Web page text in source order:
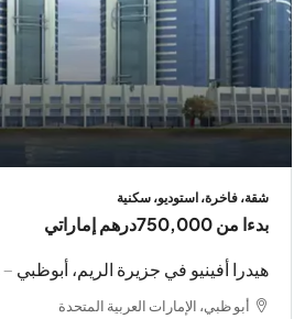
شقة، فاخرة، استوديو، سكنية
بدءا من750,000درهم إماراتي
هيدرا أفينيو في جزيرة الريم، أبوظبي –
أبو ظبي، الإمارات العربية المتحدة